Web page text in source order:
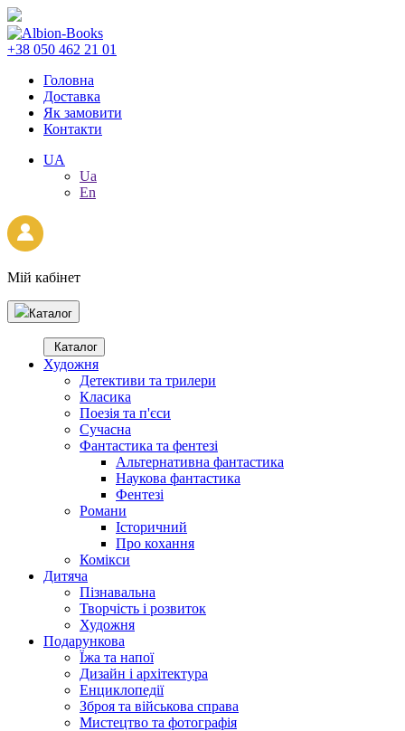
+38 050 462 21 01
Головна
Доставка
Як замовити
Контакти
UA
Ua
En
Мій кабінет
Каталог
Каталог
Художня
Детективи та трилери
Класика
Поезія та п'єси
Сучасна
Фантастика та фентезі
Альтернативна фантастика
Наукова фантастика
Фентезі
Романи
Історичний
Про кохання
Комікси
Дитяча
Пізнавальна
Творчість і розвиток
Художня
Подарункова
Їжа та напої
Дизайн і архітектура
Енциклопедії
Зброя та військова справа
Мистецтво та фотографія